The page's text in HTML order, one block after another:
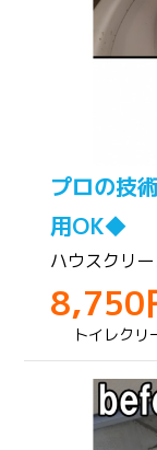
プロの技
用OK◆
ハウスクリ
8,750
トイレクリ